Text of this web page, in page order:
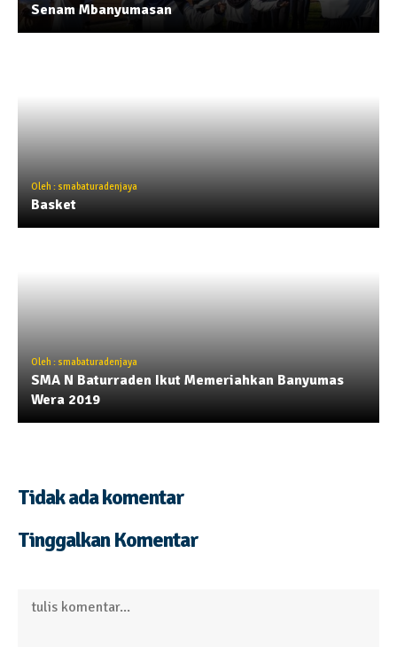
Senam Mbanyumasan
Oleh : smabaturadenjaya
Basket
Oleh : smabaturadenjaya
SMA N Baturraden Ikut Memeriahkan Banyumas
Wera 2019
Tidak ada komentar
Tinggalkan Komentar